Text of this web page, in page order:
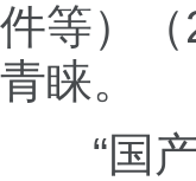
件等）
青睐。
“国产